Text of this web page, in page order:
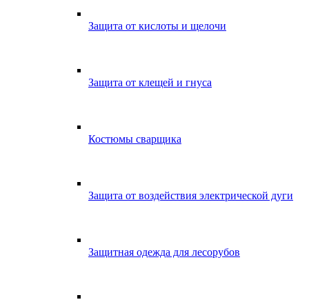
Защита от кислоты и щелочи
Защита от клещей и гнуса
Костюмы сварщика
Защита от воздействия электрической дуги
Защитная одежда для лесорубов